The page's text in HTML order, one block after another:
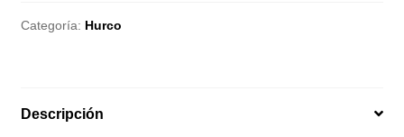
Categoría: Hurco
Descripción